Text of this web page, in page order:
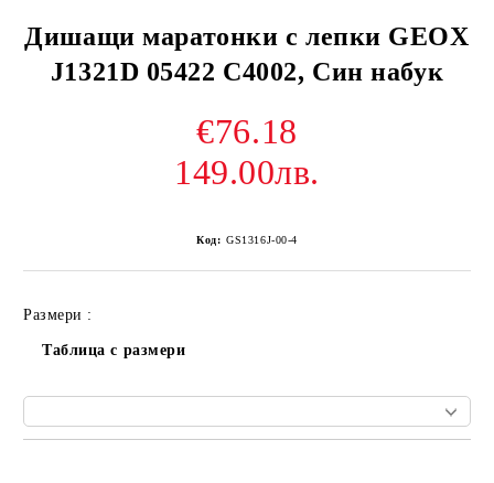
Дишащи маратонки с лепки GEOX
J1321D 05422 C4002, Син набук
€76.18
149.00лв.
Код: GS1316J-00-4
Размери :
Таблица с размери